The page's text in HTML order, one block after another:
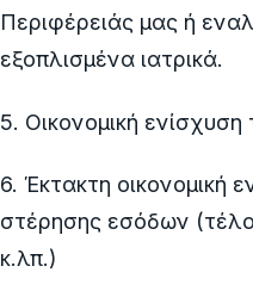
Περιφέρειάς μας ή
εξοπλισμένα ιατρικά.
5. Οικονομική
6. Έκτακτη
στέρησης εσόδων
κ.λπ.)